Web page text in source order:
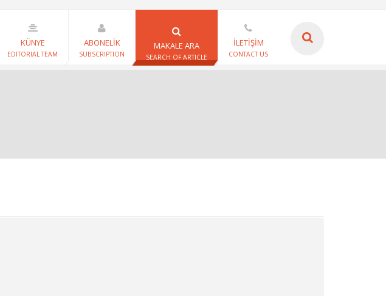
KÜNYE
EDITORIAL TEAM
ABONELİK
SUBSCRIPTION
MAKALE ARA
SEARCH OF ARTICLE
İLETİŞİM
CONTACT US